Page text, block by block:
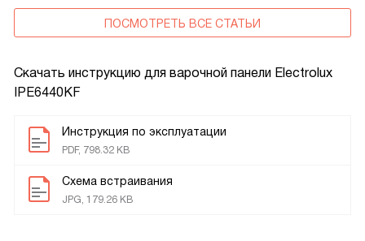
Скачать инструкцию для варочной панели Electrolux
IPE6440KF
Инструкция по эксплуатации
PDF, 798.32 KB
Схема встраивания
JPG, 179.26 KB
ПОСМОТРЕТЬ ВСЕ СТАТЬИ